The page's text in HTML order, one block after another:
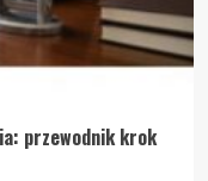
przewodnik krok